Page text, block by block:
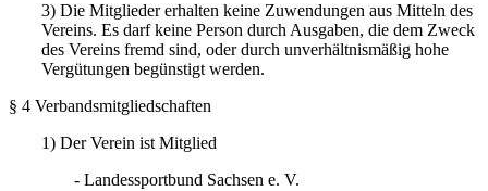
3) Die Mitglieder erhalten keine Zuwendungen aus Mitteln des
Vereins. Es darf keine Person durch Ausgaben, die dem Zweck
des Vereins fremd sind, oder durch unverhältnismäßig hohe
Vergütungen begünstigt werden.
§ 4 Verbandsmitgliedschaften
1) Der Verein ist Mitglied
- Landessportbund Sachsen e. V.